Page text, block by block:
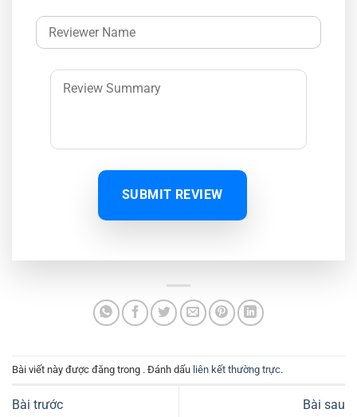
SUBMIT REVIEW
Bài viết này được đăng trong . Đánh dấu liên kết thường trực.
Bài trước Bài sau